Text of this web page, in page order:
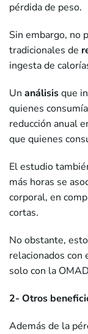
pérdida de peso.
Sin embargo, no
tradicionales de
ingesta de
Un análisisque
quienes
reducción anual
que quienes
El estudio
más horas se
corporal, en
cortas.
No obstante,
relacionados
solo con la
2- Otros
Además de la